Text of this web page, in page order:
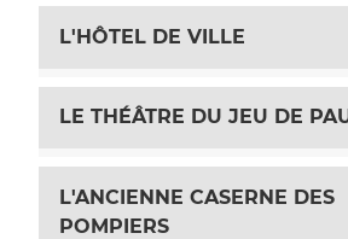
L'HÔTEL DE VILLE
LE THÉÂTRE DU JEU DE
L'ANCIENNE CASERNE DES
POMPIERS